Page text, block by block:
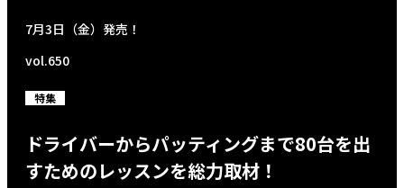
7月3日（金）発売！
vol.650
特集
ドライバーからパッティングまで80台を出
すためのレッスンを総力取材！